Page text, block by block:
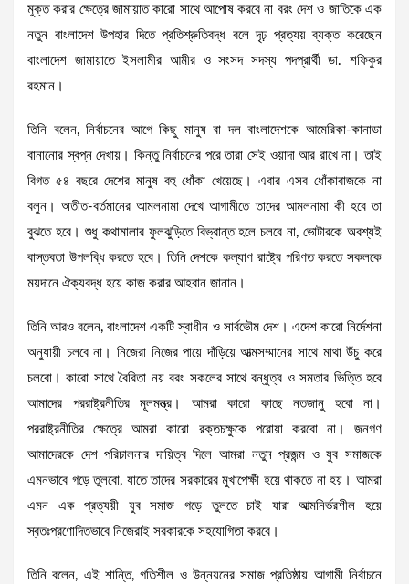
মুক্ত করার ক্ষেত্রে জামায়াত কারো সাথে আপোষ করবে না বরং দেশ ও জাতিকে এক
নতুন বাংলাদেশ উপহার দিতে প্রতিশ্রুতিবদ্ধ বলে দৃঢ় প্রত্যয় ব্যক্ত করেছেন
বাংলাদেশ জামায়াতে ইসলামীর আমীর ও সংসদ সদস্য পদপ্রার্থী ডা. শফিকুর
রহমান।
তিনি বলেন, নির্বাচনের আগে কিছু মানুষ বা দল বাংলাদেশকে আমেরিকা-কানাডা
বানানোর স্বপ্ন দেখায়। কিন্তু নির্বাচনের পরে তারা সেই ওয়াদা আর রাখে না। তাই
বিগত ৫৪ বছরে দেশের মানুষ বহু ধোঁকা খেয়েছে। এবার এসব ধোঁকাবাজকে না
বলুন। অতীত-বর্তমানের আমলনামা দেখে আগামীতে তাদের আমলনামা কী হবে তা
বুঝতে হবে। শুধু কথামালার ফুলঝুড়িতে বিভ্রান্ত হলে চলবে না, ভোটারকে অবশ্যই
বাস্তবতা উপলব্ধি করতে হবে। তিনি দেশকে কল্যাণ রাষ্ট্রে পরিণত করতে সকলকে
ময়দানে ঐক্যবদ্ধ হয়ে কাজ করার আহবান জানান।
তিনি আরও বলেন, বাংলাদেশ একটি স্বাধীন ও সার্বভৌম দেশ। এদেশ কারো নির্দেশনা
অনুযায়ী চলবে না। নিজেরা নিজের পায়ে দাঁড়িয়ে আত্মসম্মানের সাথে মাথা উঁচু করে
চলবো। কারো সাথে বৈরিতা নয় বরং সকলের সাথে বন্ধুত্ব ও সমতার ভিত্তি হবে
আমাদের পররাষ্ট্রনীতির মূলমন্ত্র। আমরা কারো কাছে নতজানু হবো না।
পররাষ্ট্রনীতির ক্ষেত্রে আমরা কারো রক্তচক্ষুকে পরোয়া করবো না। জনগণ
আমাদেরকে দেশ পরিচালনার দায়িত্ব দিলে আমরা নতুন প্রজন্ম ও যুব সমাজকে
এমনভাবে গড়ে তুলবো, যাতে তাদের সরকারের মুখাপেক্ষী হয়ে থাকতে না হয়। আমরা
এমন এক প্রত্যয়ী যুব সমাজ গড়ে তুলতে চাই যারা আত্মনির্ভরশীল হয়ে
স্বতঃপ্রণোদিতভাবে নিজেরাই সরকারকে সহযোগিতা করবে।
তিনি বলেন, এই শান্তি, গতিশীল ও উন্নয়নের সমাজ প্রতিষ্ঠায় আগামী নির্বাচনে